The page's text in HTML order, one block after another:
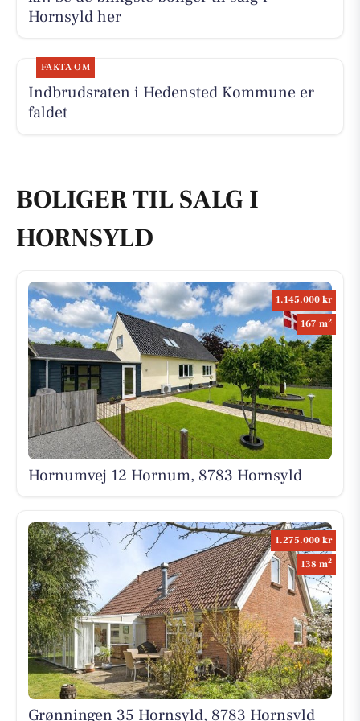
Hornsyld her
FAKTA OM
Indbrudsraten i Hedensted Kommune er
faldet
BOLIGER TIL SALG I
HORNSYLD
1.145.000 kr
167 m2
Hornumvej 12 Hornum, 8783 Hornsyld
1.275.000 kr
138 m2
Grønningen 35 Hornsyld, 8783 Hornsyld